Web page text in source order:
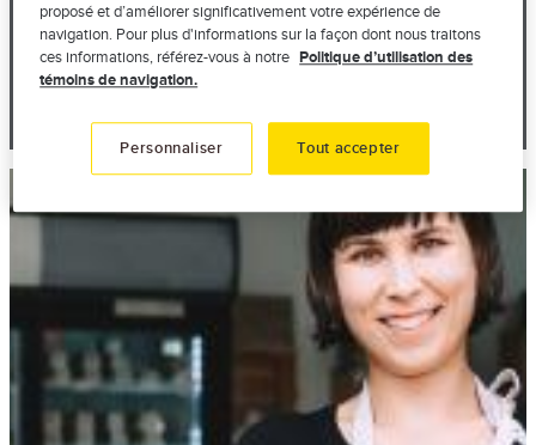
Tout sur la résiliation de contrat
d’assurance
proposé et d’améliorer significativement votre expérience de
navigation. Pour plus d'informations sur la façon dont nous traitons
ces informations, référez-vous à notre Politique d’utilisation des
témoins de navigation.
Personnaliser Tout accepter